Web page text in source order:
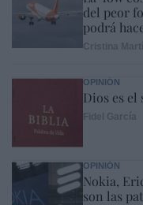
del peor
podrá
OPINIÓN
Dios es el
OPINIÓN
Nokia,
son las